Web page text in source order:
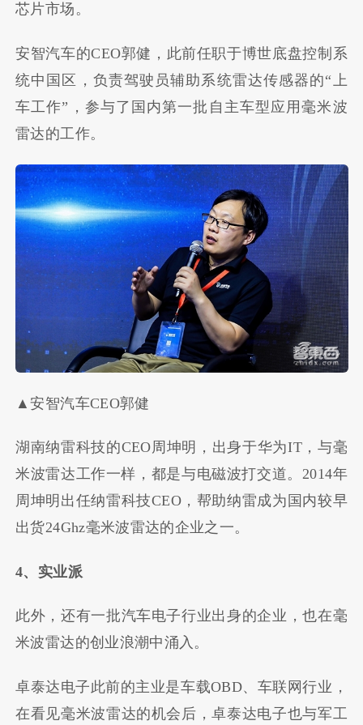
芯片市场。
安智汽车的CEO郭健，此前任职于博世底盘控制系
统中国区，负责驾驶员辅助系统雷达传感器的“上
车工作”，参与了国内第一批自主车型应用毫米波
雷达的工作。
▲安智汽车CEO郭健
湖南纳雷科技的CEO周坤明，出身于华为IT，与毫
米波雷达工作一样，都是与电磁波打交道。2014年
周坤明出任纳雷科技CEO，帮助纳雷成为国内较早
出货24Ghz毫米波雷达的企业之一。
4、实业派
此外，还有一批汽车电子行业出身的企业，也在毫
米波雷达的创业浪潮中涌入。
卓泰达电子此前的主业是车载OBD、车联网行业，
在看见毫米波雷达的机会后，卓泰达电子也与军工